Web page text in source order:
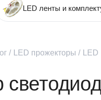
LED ленты и
/ LED прожекторы /